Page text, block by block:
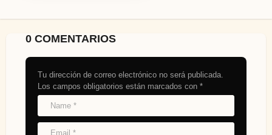
0 COMENTARIOS
Tu dirección de correo electrónico no será publicada.
Los campos obligatorios están marcados con *